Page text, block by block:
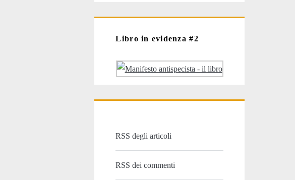
Libro in evidenza #2
RSS degli articoli
RSS dei commenti